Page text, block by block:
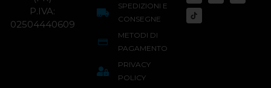
P.IVA:
02504440609
SPEDIZIONI E
CONSEGNE
METODI DI
PAGAMENTO
PRIVACY
POLICY